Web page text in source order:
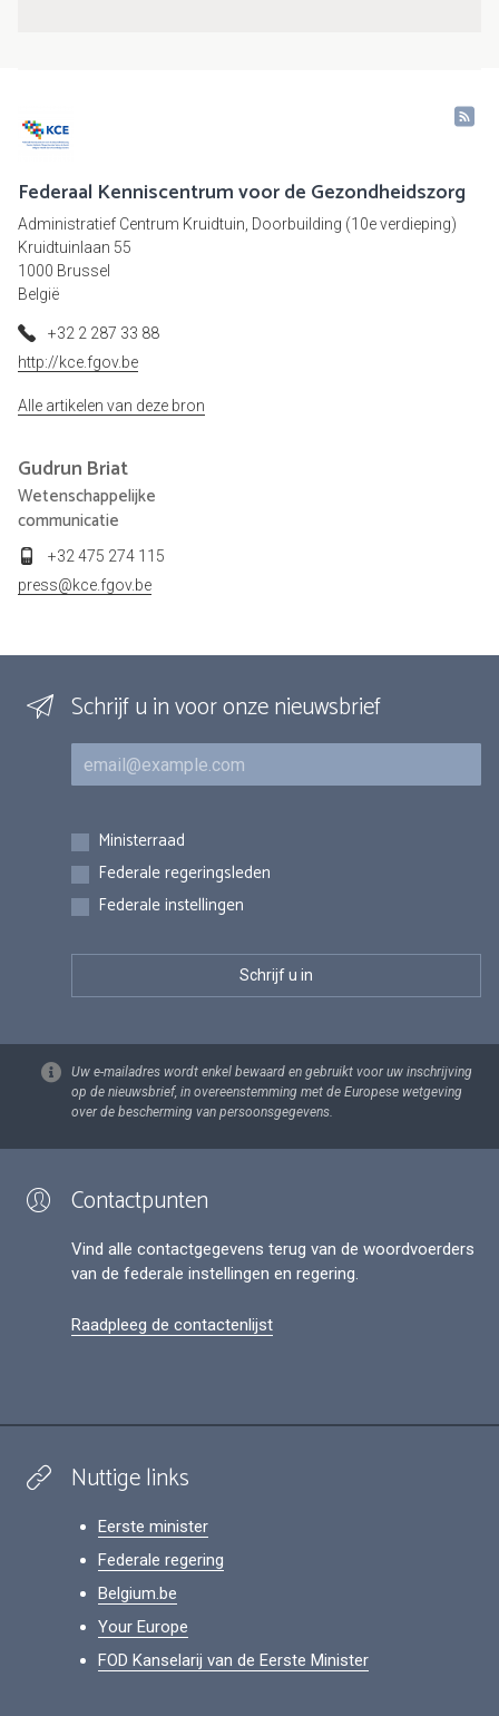
Federaal Kenniscentrum voor de Gezondheidszorg
Administratief Centrum Kruidtuin, Doorbuilding (10e verdieping)
Kruidtuinlaan 55
1000 Brussel
België
+32 2 287 33 88
http://kce.fgov.be
Alle artikelen van deze bron
Gudrun Briat
Wetenschappelijke
communicatie
+32 475 274 115
press@kce.fgov.be
Schrijf u in voor onze nieuwsbrief
E-mail
Inschrijvingen
Ministerraad
Federale regeringsleden
Federale instellingen
Uw e-mailadres wordt enkel bewaard en gebruikt voor uw inschrijving
op de nieuwsbrief, in overeenstemming met de Europese wetgeving
over de bescherming van persoonsgegevens.
Contactpunten
Vind alle contactgegevens terug van de woordvoerders
van de federale instellingen en regering.
Raadpleeg de contactenlijst
Nuttige links
Eerste minister
Federale regering
Belgium.be
Your Europe
FOD Kanselarij van de Eerste Minister